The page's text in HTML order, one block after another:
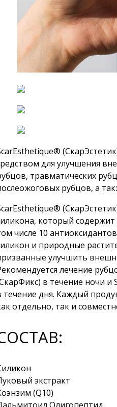
для улучшения
травматических
рубцов, а
который
числе 10
и природные
улучшить
лечение
в течение ночи и
течение дня. Каждый
отдельно, так и
экстракт
(Q10)